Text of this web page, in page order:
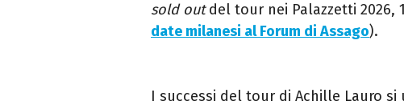
sold outdel tour nei Palazzetti 2026,
date milanesi al Forum di Assago).
I successi del tour di Achille Lauro